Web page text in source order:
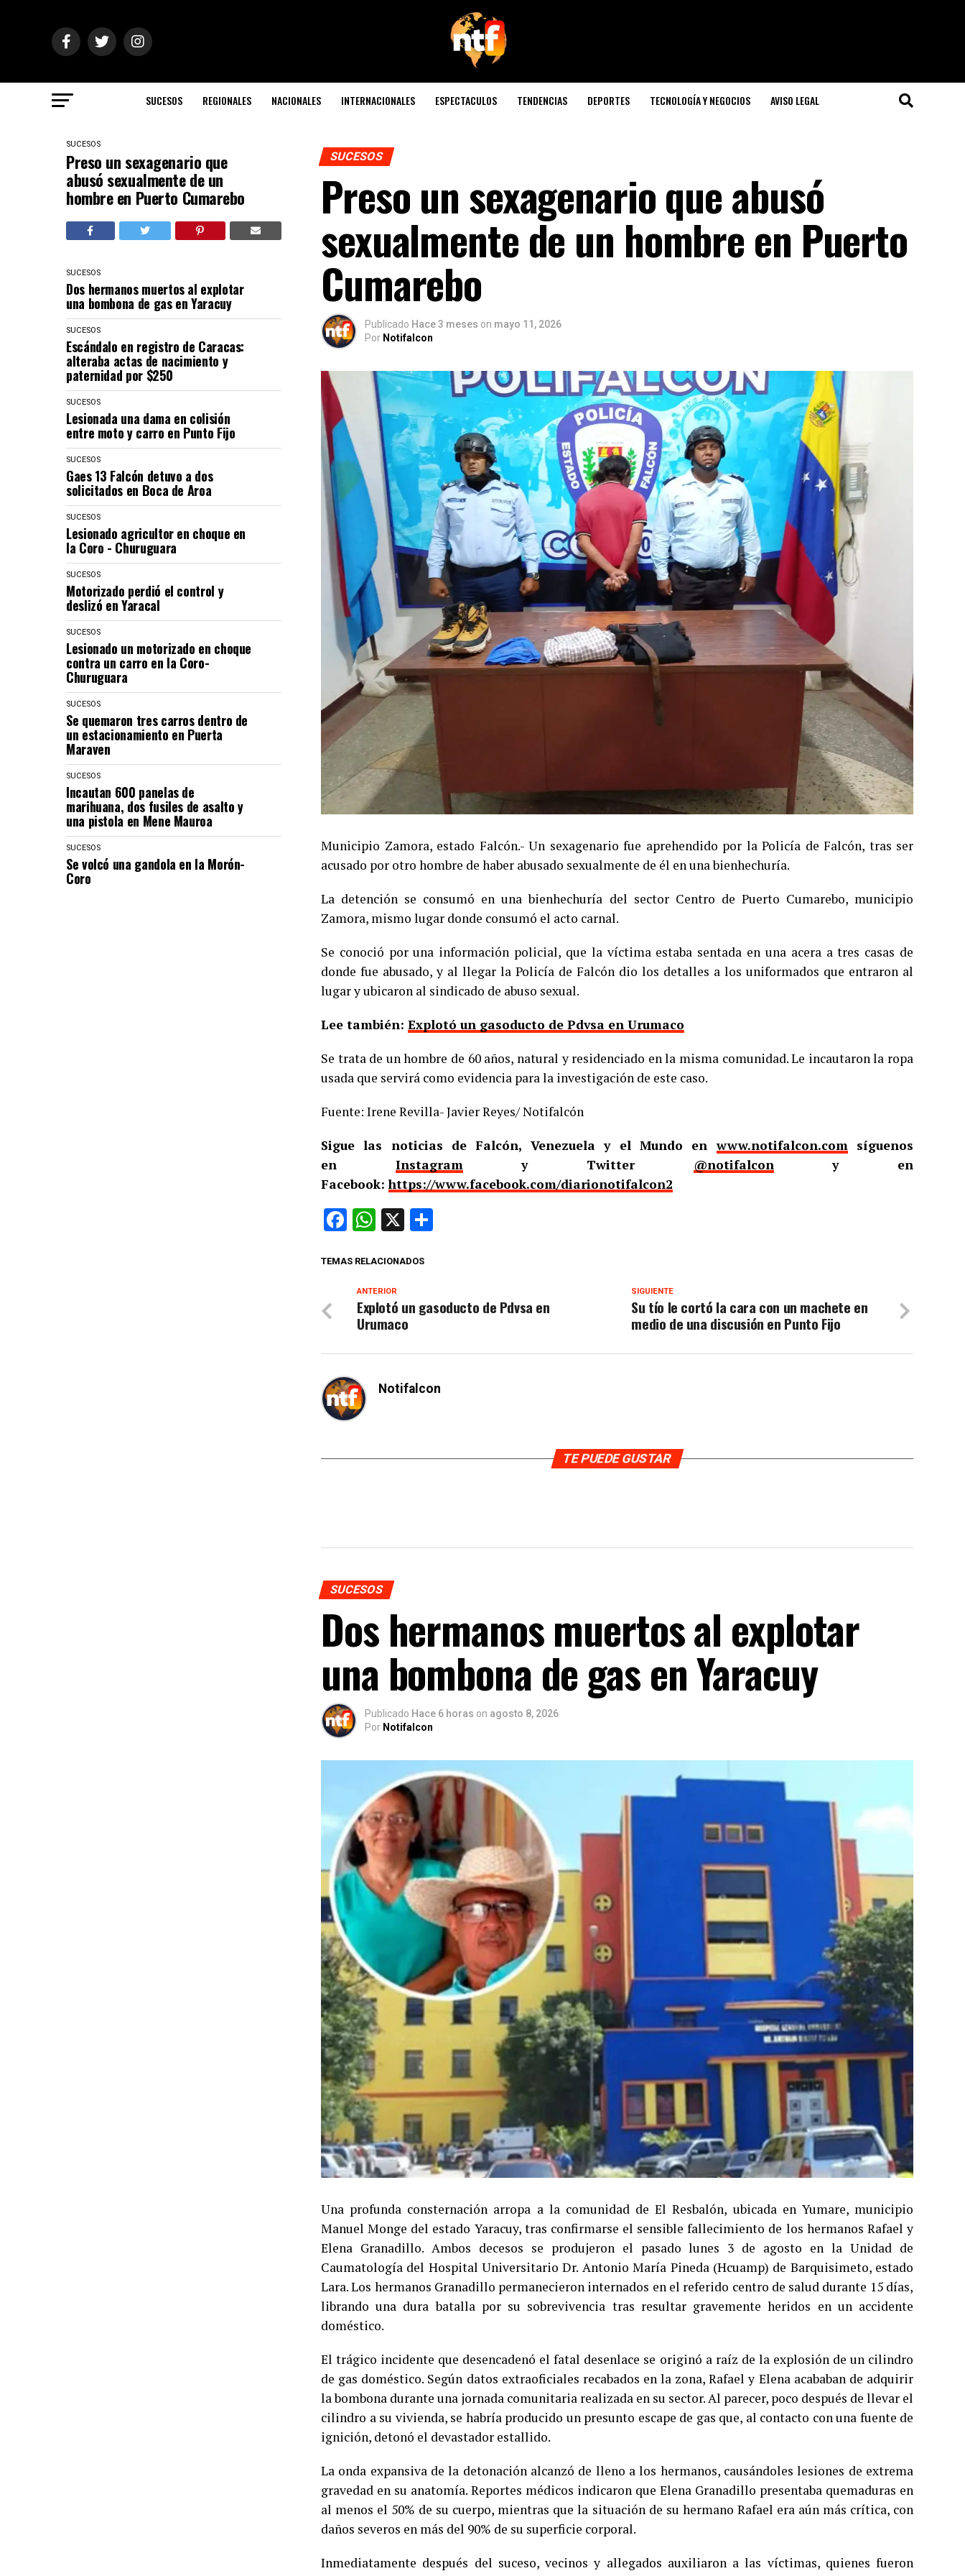
SUCESOS REGIONALES NACIONALES INTERNACIONALES ESPECTACULOS TENDENCIAS DEPORTES TECNOLOGÍA Y NEGOCIOS AVISO LEGAL
SUCESOS
Preso un sexagenario que
abusó sexualmente de un
hombre en Puerto Cumarebo
SUCESOS
Dos hermanos muertos al explotar
una bombona de gas en Yaracuy
SUCESOS
Escándalo en registro de Caracas:
alteraba actas de nacimiento y
paternidad por $250
SUCESOS
Lesionada una dama en colisión
entre moto y carro en Punto Fijo
SUCESOS
Gaes 13 Falcón detuvo a dos
solicitados en Boca de Aroa
SUCESOS
Lesionado agricultor en choque en
la Coro - Churuguara
SUCESOS
Motorizado perdió el control y
deslizó en Yaracal
SUCESOS
Lesionado un motorizado en choque
contra un carro en la Coro-
Churuguara
SUCESOS
Se quemaron tres carros dentro de
un estacionamiento en Puerta
Maraven
SUCESOS
Incautan 600 panelas de
marihuana, dos fusiles de asalto y
una pistola en Mene Mauroa
SUCESOS
Se volcó una gandola en la Morón-
Coro
SUCESOS
Preso un sexagenario que abusó
sexualmente de un hombre en Puerto
Cumarebo
Publicado Hace 3 meses on mayo 11, 2026
Por Notifalcon
Municipio Zamora, estado Falcón.- Un sexagenario fue aprehendido por la Policía de Falcón, tras ser
acusado por otro hombre de haber abusado sexualmente de él en una bienhechuría.
La detención se consumó en una bienhechuría del sector Centro de Puerto Cumarebo, municipio
Zamora, mismo lugar donde consumó el acto carnal.
Se conoció por una información policial, que la víctima estaba sentada en una acera a tres casas de
donde fue abusado, y al llegar la Policía de Falcón dio los detalles a los uniformados que entraron al
lugar y ubicaron al sindicado de abuso sexual.
Lee también: Explotó un gasoducto de Pdvsa en Urumaco
Se trata de un hombre de 60 años, natural y residenciado en la misma comunidad. Le incautaron la ropa
usada que servirá como evidencia para la investigación de este caso.
Fuente: Irene Revilla- Javier Reyes/ Notifalcón
Sigue las noticias de Falcón, Venezuela y el Mundo enwww.notifalcon.comsíguenos
en Instagramy Twitter @notifalcony en
Facebook:https://www.facebook.com/diarionotifalcon2
Facebook
WhatsApp
X
TEMAS RELACIONADOS
SIGUIENTE
Su tío le cortó la cara con un machete en
medio de una discusión en Punto Fijo
ANTERIOR
Explotó un gasoducto de Pdvsa en
Urumaco
Notifalcon
TE PUEDE GUSTAR
SUCESOS
Dos hermanos muertos al explotar
una bombona de gas en Yaracuy
Publicado Hace 6 horas on agosto 8, 2026
Por Notifalcon
Una profunda consternación arropa a la comunidad de El Resbalón, ubicada en Yumare, municipio
Manuel Monge del estado Yaracuy, tras confirmarse el sensible fallecimiento de los hermanos Rafael y
Elena Granadillo. Ambos decesos se produjeron el pasado lunes 3 de agosto en la Unidad de
Caumatología del Hospital Universitario Dr. Antonio María Pineda (Hcuamp) de Barquisimeto, estado
Lara. Los hermanos Granadillo permanecieron internados en el referido centro de salud durante 15 días,
librando una dura batalla por su sobrevivencia tras resultar gravemente heridos en un accidente
doméstico.
El trágico incidente que desencadenó el fatal desenlace se originó a raíz de la explosión de un cilindro
de gas doméstico. Según datos extraoficiales recabados en la zona, Rafael y Elena acababan de adquirir
la bombona durante una jornada comunitaria realizada en su sector. Al parecer, poco después de llevar el
cilindro a su vivienda, se habría producido un presunto escape de gas que, al contacto con una fuente de
ignición, detonó el devastador estallido.
La onda expansiva de la detonación alcanzó de lleno a los hermanos, causándoles lesiones de extrema
gravedad en su anatomía. Reportes médicos indicaron que Elena Granadillo presentaba quemaduras en
al menos el 50% de su cuerpo, mientras que la situación de su hermano Rafael era aún más crítica, con
daños severos en más del 90% de su superficie corporal.
Inmediatamente después del suceso, vecinos y allegados auxiliaron a las víctimas, quienes fueron